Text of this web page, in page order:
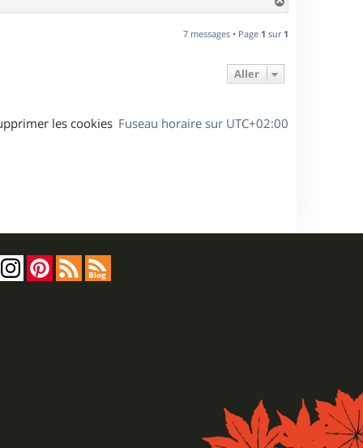
a
t
7 messages • Page 1 sur 1
Aller
Fuseau horaire sur UTC+02:00
les cookies